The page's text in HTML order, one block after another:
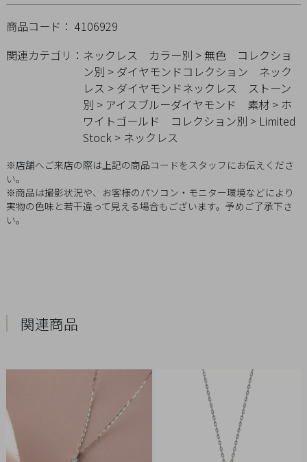
商品コード： 4106929
関連カテゴリ： ネックレス カラー別 > 無色
コレクショ
ン別 > ダイヤモンドコレクション
ネック
レス > ダイヤモンドネックレス
ストーン
別 > アイスブルーダイヤモンド 素材 > ホ
ワイトゴールド
コレクション別 > Limited
Stock > ネックレス
※店舗へご来店の際は上記の商品コードをスタッフにお伝えくださ
い。
※商品は撮影状況や、お客様のパソコン・モニター環境などにより
実物の色味と若干違って見える場合もございます。予めご了承下さ
い。
関連商品
ご
利
SHOP
LIST